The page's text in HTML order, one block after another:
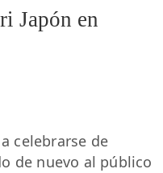
Japón en
celebrarse de
de nuevo al público